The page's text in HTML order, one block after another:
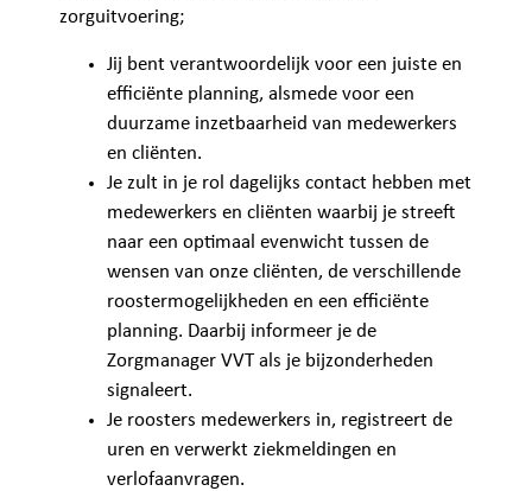
zorguitvoering;
Jij bent verantwoordelijk voor een juiste en
efficiënte planning, alsmede voor een
duurzame inzetbaarheid van medewerkers
en cliënten.
Je zult in je rol dagelijks contact hebben met
medewerkers en cliënten waarbij je streeft
naar een optimaal evenwicht tussen de
wensen van onze cliënten, de verschillende
roostermogelijkheden en een efficiënte
planning. Daarbij informeer je de
Zorgmanager VVT als je bijzonderheden
signaleert.
Je roosters medewerkers in, registreert de
uren en verwerkt ziekmeldingen en
verlofaanvragen.